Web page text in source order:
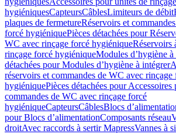
hygiéniquesCapteursCâblesLimiteurs de débit
plaques de fermetureRéservoirs et
forcé hygiéniquePièces détachées pour
WC avec rinçage forcé hygiéniqueRéservoirs
rinçage forcé hygiéniqueModules d’hygiène
détachées pour Modules d’hygiène à intégrer
réservoirs et commandes de WC avec rinçage
hygiéniquePièces détachées pour
commandes de WC avec rinçage forcé
hygiéniqueCapteursCâblesBlocs
pour Blocs d’alimentationComposants réseau
droitAvec raccords à sertir MapressVannes à